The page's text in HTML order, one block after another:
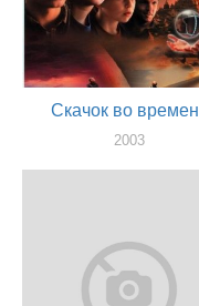
Скачок во
2003